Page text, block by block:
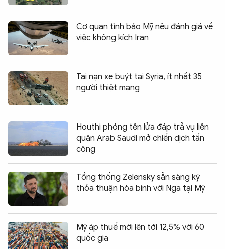
Cơ quan tình báo Mỹ nêu đánh giá về
việc không kích Iran
Tai nạn xe buýt tại Syria, ít nhất 35
người thiệt mạng
Houthi phóng tên lửa đáp trả vụ liên
quân Arab Saudi mở chiến dịch tấn
công
Tổng thống Zelensky sẵn sàng ký
thỏa thuận hòa bình với Nga tại Mỹ
Mỹ áp thuế mới lên tới 12,5% với 60
quốc gia